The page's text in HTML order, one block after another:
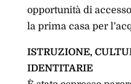
opportunità di
la prima casa per
ISTRUZIONE,
IDENTITARIE